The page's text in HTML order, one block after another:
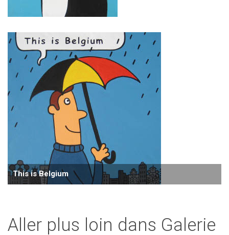
This is Belgium
Aller plus loin dans Galerie